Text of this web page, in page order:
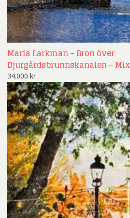
Maria Larkman – Bron över
Djurgårdsbrunnskanalen –
34.000 kr